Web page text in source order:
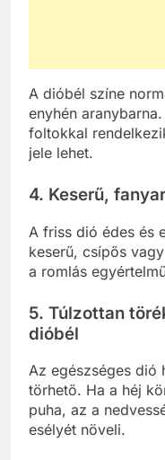
A dióbél színe
enyhén
foltokkal
jele lehet.
4. Keserű,
A friss dió édes és
keserű, csípős
a romlás
5. Túlzottan
dióbél
Az egészséges dió
törhető. Ha a héj
puha, az a
esélyét növeli.